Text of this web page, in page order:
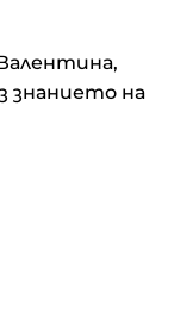
знанието на